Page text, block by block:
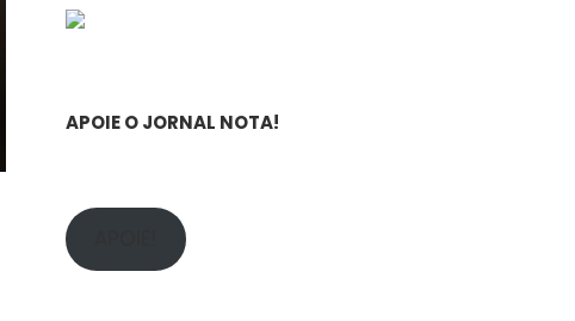
APOIE O JORNAL NOTA!